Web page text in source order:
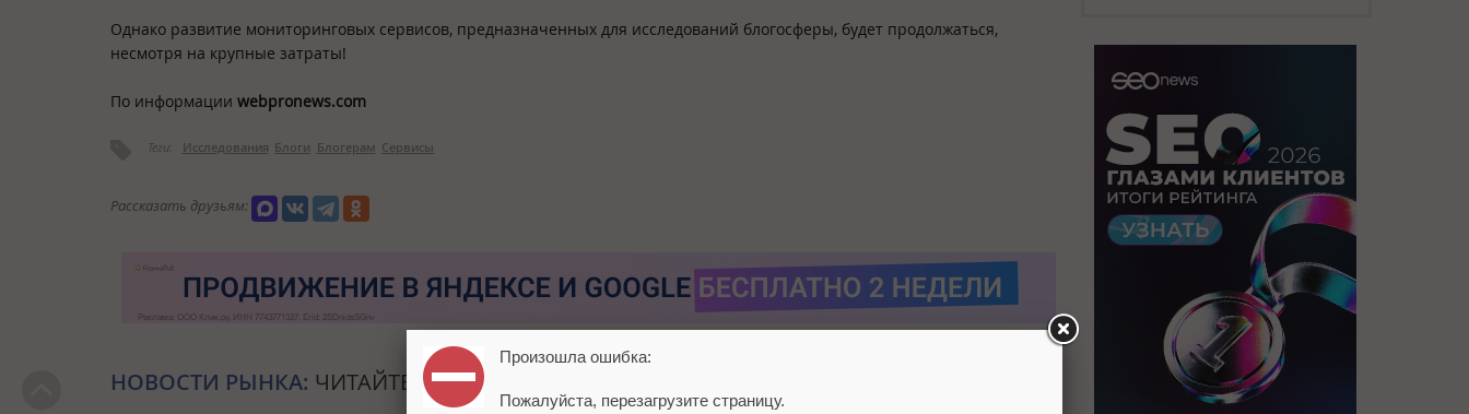
Однако развитие мониторинговых сервисов, предназначенных для исследований блогосферы, будет продолжаться,
несмотря на крупные затраты!
По информации webpronews.com
Теги: Исследования Блоги Блогерам Сервисы
Рассказать друзьям:
НОВОСТИ РЫНКА: ЧИТАЙТЕ ТАКЖЕ
Произошла ошибка:
Пожалуйста, перезагрузите страницу.